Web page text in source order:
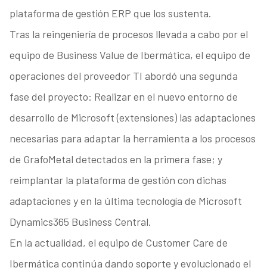
plataforma de gestión ERP que los sustenta.
Tras la reingeniería de procesos llevada a cabo por el
equipo de Business Value de Ibermática, el equipo de
operaciones del proveedor TI abordó una segunda
fase del proyecto: Realizar en el nuevo entorno de
desarrollo de Microsoft (extensiones) las adaptaciones
necesarias para adaptar la herramienta a los procesos
de GrafoMetal detectados en la primera fase; y
reimplantar la plataforma de gestión con dichas
adaptaciones y en la última tecnología de Microsoft
Dynamics365 Business Central.
En la actualidad, el equipo de Customer Care de
Ibermática continúa dando soporte y evolucionado el